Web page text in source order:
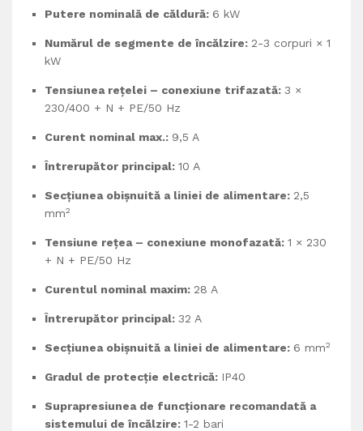
Putere nominală de căldură: 6 kW
Numărul de segmente de încălzire: 2-3 corpuri × 1
kW
Tensiunea rețelei – conexiune trifazată: 3 ×
230/400 + N + PE/50 Hz
Curent nominal max.: 9,5 A
Întrerupător principal: 10 A
Secțiunea obișnuită a liniei de alimentare: 2,5
mm2
Tensiune rețea – conexiune monofazată: 1 × 230
+ N + PE/50 Hz
Curentul nominal maxim: 28 A
Întrerupător principal: 32 A
Secțiunea obișnuită a liniei de alimentare: 6 mm2
Gradul de protecție electrică: IP40
Suprapresiunea de funcționare recomandată a
sistemului de încălzire: 1-2 bari